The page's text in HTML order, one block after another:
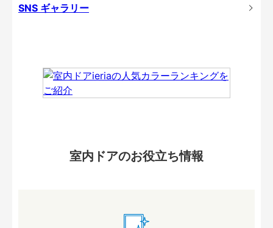
SNS ギャラリー
室内ドアのお役立ち情報